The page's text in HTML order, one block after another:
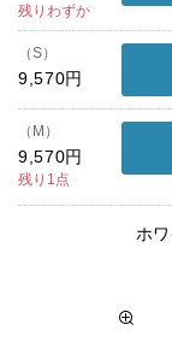
残りわずか
（S）
9,570円
（M）
9,570円
残り1点
ホ